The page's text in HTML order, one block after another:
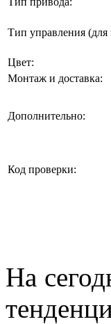
Тип управления (для
Цвет:
Монтаж и доставка:
Дополнительно:
Код проверки:
На